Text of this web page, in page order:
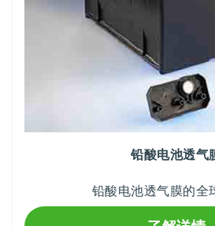
铅酸电池透气
铅酸电池透气膜的全